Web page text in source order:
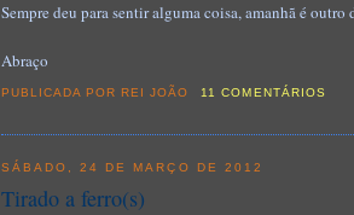
Sempre deu para sentir alguma coisa, amanhã é
Abraço
PUBLICADA PORREI JOÃO 11 COMENTÁRIOS
SÁBADO, 24 DE MARÇO DE 2012
Tirado a ferro(s)